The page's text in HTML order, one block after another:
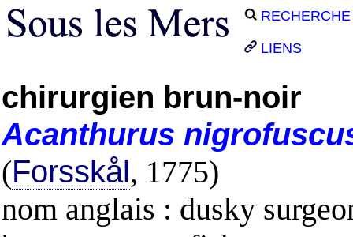
RECHERCHE
LIENS
chirurgien brun-noir
Acanthurus
(Forsskål, 1775)
nom anglais : dusky